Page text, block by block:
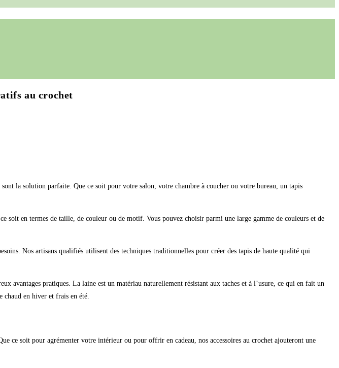
au crochet
la solution parfaite. Que ce soit pour votre salon, votre chambre à coucher ou votre bureau, un tapis
soit en termes de taille, de couleur ou de motif. Vous pouvez choisir parmi une large gamme de couleurs et de
Nos artisans qualifiés utilisent des techniques traditionnelles pour créer des tapis de haute qualité qui
avantages pratiques. La laine est un matériau naturellement résistant aux taches et à l’usure, ce qui en fait un
chaud en hiver et frais en été.
ce soit pour agrémenter votre intérieur ou pour offrir en cadeau, nos accessoires au crochet ajouteront une